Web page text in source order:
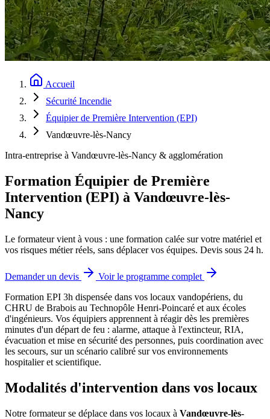
Accueil
Sécurité Incendie
Équipier de Première Intervention (EPI)
Vandœuvre-lès-Nancy
Intra-entreprise à Vandœuvre-lès-Nancy & agglomération
Formation Équipier de Première
Intervention (EPI) à Vandœuvre-lès-
Nancy
Le formateur vient à vous : une formation calée sur votre matériel et
vos risques métier réels, sans déplacer vos équipes. Devis sous 24 h.
Demander un devis
Voir le programme complet
Formation EPI 3h dispensée dans vos locaux vandopériens, du
CHRU de Brabois au Technopôle Henri-Poincaré et aux écoles
d'ingénieurs. Vos équipiers apprennent à réagir dès les premières
minutes d'un départ de feu : alarme, attaque à l'extincteur, RIA,
évacuation et mise en sécurité des personnes, puis coordination avec
les secours, sur un scénario calibré sur vos environnements
hospitalier et scientifique.
Modalités d'intervention dans vos locaux
Notre formateur se déplace dans vos locaux à Vandœuvre-lès-